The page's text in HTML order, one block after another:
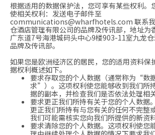
根据适用的数据保护法，您可享有某些权利。
使相关权利：发送电子邮件至
communications@wharfhotels.com 联系
仓酒店管理有限公司的品牌及传讯部，地址为
广东道7号海港城码头中心9楼903-11室九龙
品牌及传讯部。
如果您是欧洲经济区的居民，您的适用资料保
据权利概述如下。
要求存取您的个人数据（通常称为“数
求”）。这项权利使您能够收到我们所
据的副本，并检查我们是否依法处理相
要求更正我们所持有关于您的个人数据
更正我们所持有与您有关的任何不完整
我们可能需核实您向我们所提供的新资
要求清除您的个人数据。这项权利使您